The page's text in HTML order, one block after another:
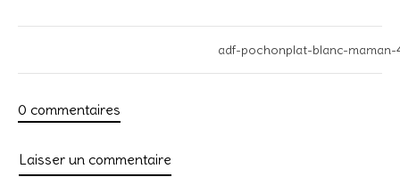
adf-pochonplat-blanc-maman-
0 commentaires
Laisser un commentaire